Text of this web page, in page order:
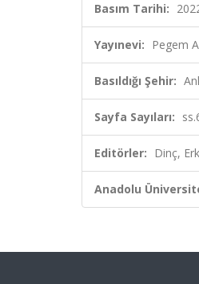
Basım Tarihi:
Yayınevi: Pegem
Basıldığı Şehir:
Sayfa Sayıları:
Editörler: Dinç,
Anadolu